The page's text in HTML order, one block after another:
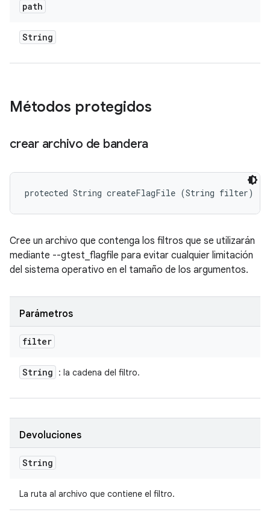
path
String
Métodos protegidos
crear archivo de bandera
protected String createFlagFile (String filter)
Cree un archivo que contenga los filtros que se utilizarán
mediante --gtest_flagfile para evitar cualquier limitación
del sistema operativo en el tamaño de los argumentos.
Parámetros
filter
String : la cadena del filtro.
Devoluciones
String
La ruta al archivo que contiene el filtro.